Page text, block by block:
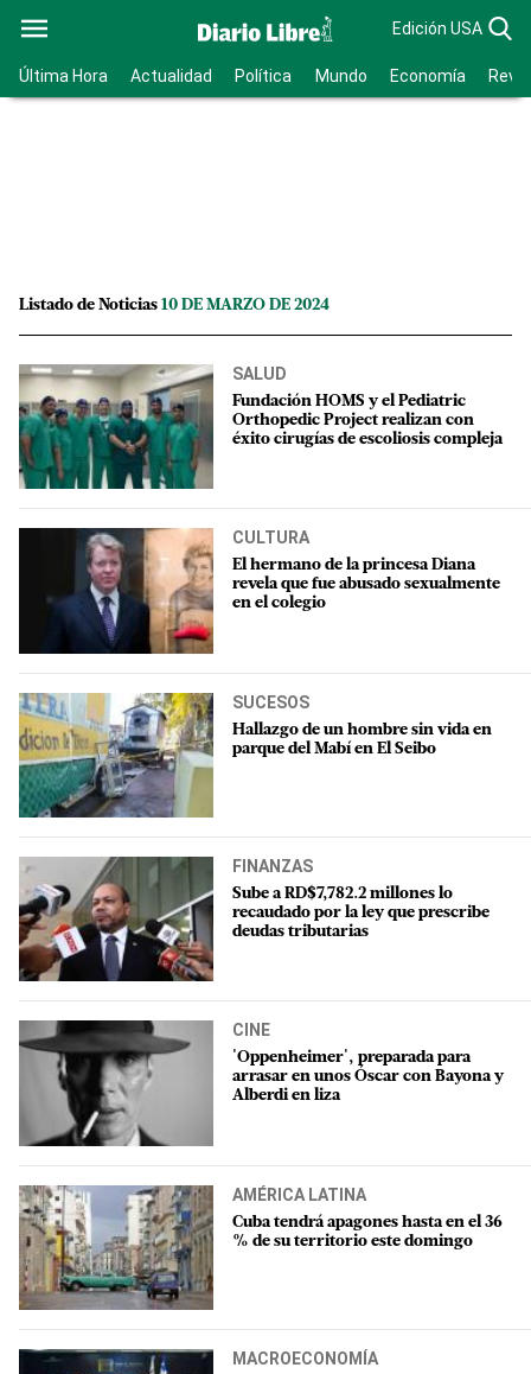
Edición USA
Última Hora Actualidad Política Mundo Economía
Listado de Noticias 10 DE MARZO DE 2024
SALUD
Fundación HOMS y el Pediatric
Orthopedic Project realizan con
éxito cirugías de escoliosis compleja
CULTURA
El hermano de la princesa Diana
revela que fue abusado sexualmente
en el colegio
SUCESOS
Hallazgo de un hombre sin vida en
parque del Mabí en El Seibo
FINANZAS
Sube a RD$7,782.2 millones lo
recaudado por la ley que prescribe
deudas tributarias
CINE
'Oppenheimer', preparada para
arrasar en unos Óscar con Bayona y
Alberdi en liza
AMÉRICA LATINA
Cuba tendrá apagones hasta en el 36
% de su territorio este domingo
MACROECONOMÍA